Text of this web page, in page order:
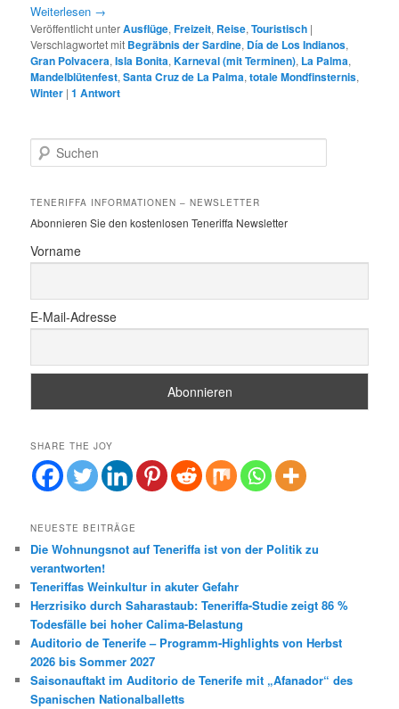
Weiterlesen →
Veröffentlicht unterAusflüge,Freizeit, Reise,Touristisch |
Verschlagwortet mit Begräbnis der Sardine, Día de Los Indianos,
Gran Polvacera,Isla Bonita,Karneval (mit Terminen), La Palma,
Mandelblütenfest,Santa Cruz de La Palma,totale Mondfinsternis,
Winter |1 Antwort
u
h
n
TENERIFFA INFORMATIONEN – NEWSLETTER
Abonnieren Sie den kostenlosen Teneriffa Newsletter
Vorname
E-Mail-Adresse
SHARE THE JOY
NEUESTE BEITRÄGE
Die Wohnungsnot auf Teneriffa ist von der Politik zu
verantworten!
Teneriffas Weinkultur in akuter Gefahr
Herzrisiko durch Saharastaub: Teneriffa-Studie zeigt 86 %
Todesfälle bei hoher Calima-Belastung
Auditorio de Tenerife – Programm-Highlights von Herbst
2026 bis Sommer 2027
Saisonauftakt im Auditorio de Tenerife mit „Afanador“ des
Spanischen Nationalballetts